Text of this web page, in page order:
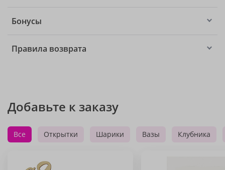
Бонусы
Правила возврата
Добавьте к заказу
Все Открытки Шарики Вазы Клубника